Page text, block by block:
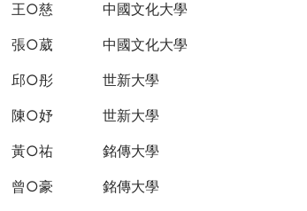
王○慈 中國文化大學
張○葳 中國文化大學
邱○彤 世新大學
陳○妤 世新大學
黃○祐 銘傳大學
曾○豪 銘傳大學